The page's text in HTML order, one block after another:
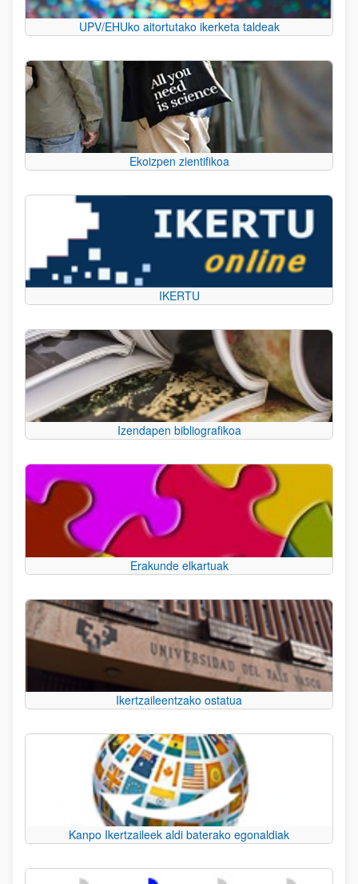
UPV/EHUko aitortutako ikerketa taldeak
Ekoizpen zientifikoa
IKERTU
Izendapen bibliografikoa
Erakunde elkartuak
Ikertzaileentzako ostatua
Kanpo Ikertzaileek aldi baterako egonaldiak